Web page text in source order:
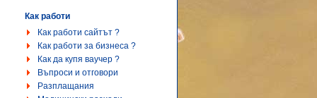
Как работи
Как работи сайтът ?
Как работи за бизнеса ?
Как да купя ваучер ?
Въпроси и отговори
Разплащания